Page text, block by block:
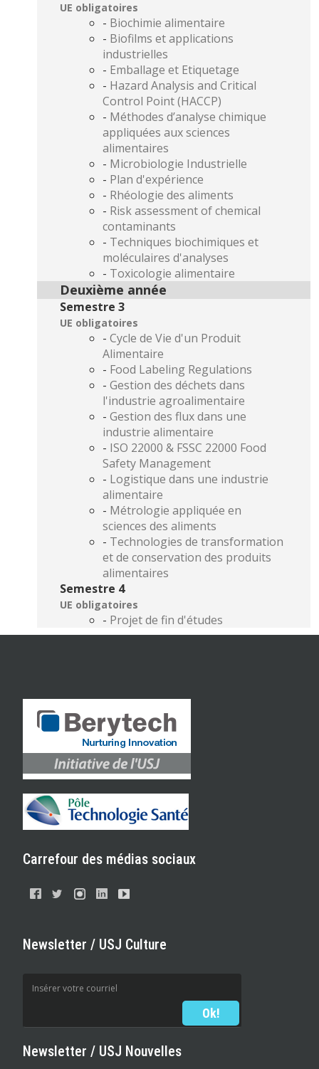
UE obligatoires
- Biochimie alimentaire
- Biofilms et applications
industrielles
- Emballage et Etiquetage
- Hazard Analysis and Critical
Control Point (HACCP)
- Méthodes d’analyse chimique
appliquées aux sciences
alimentaires
- Microbiologie Industrielle
- Plan d'expérience
- Rhéologie des aliments
- Risk assessment of chemical
contaminants
- Techniques biochimiques et
moléculaires d'analyses
- Toxicologie alimentaire
Deuxième année
Semestre 3
UE obligatoires
- Cycle de Vie d'un Produit
Alimentaire
- Food Labeling Regulations
- Gestion des déchets dans
l'industrie agroalimentaire
- Gestion des flux dans une
industrie alimentaire
- ISO 22000 & FSSC 22000 Food
Safety Management
- Logistique dans une industrie
alimentaire
- Métrologie appliquée en
sciences des aliments
- Technologies de transformation
et de conservation des produits
alimentaires
Semestre 4
UE obligatoires
- Projet de fin d'études
Carrefour des médias sociaux
Newsletter / USJ Culture
Newsletter / USJ Nouvelles